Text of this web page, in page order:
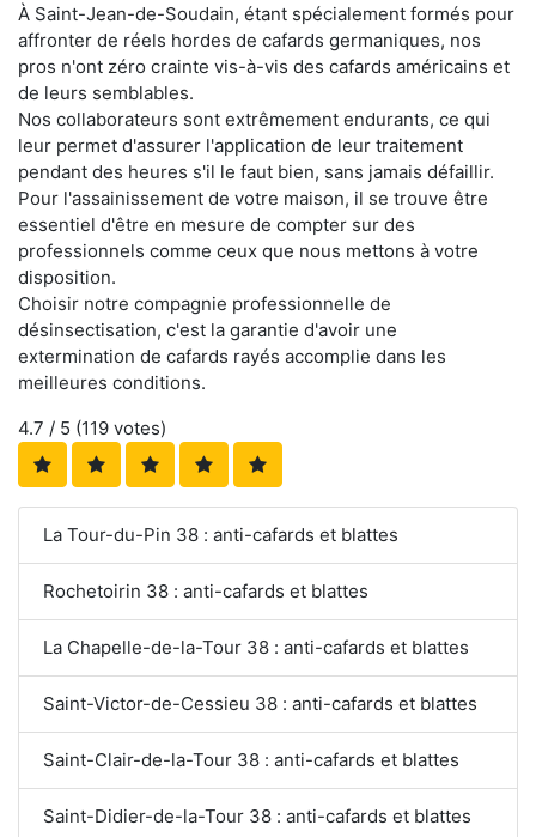
À Saint-Jean-de-Soudain, étant spécialement formés pour
affronter de réels hordes de cafards germaniques, nos
pros n'ont zéro crainte vis-à-vis des cafards américains et
de leurs semblables.
Nos collaborateurs sont extrêmement endurants, ce qui
leur permet d'assurer l'application de leur traitement
pendant des heures s'il le faut bien, sans jamais défaillir.
Pour l'assainissement de votre maison, il se trouve être
essentiel d'être en mesure de compter sur des
professionnels comme ceux que nous mettons à votre
disposition.
Choisir notre compagnie professionnelle de
désinsectisation, c'est la garantie d'avoir une
extermination de cafards rayés accomplie dans les
meilleures conditions.
4.7 / 5 (119 votes)
La Tour-du-Pin 38 : anti-cafards et blattes
Rochetoirin 38 : anti-cafards et blattes
La Chapelle-de-la-Tour 38 : anti-cafards et blattes
Saint-Victor-de-Cessieu 38 : anti-cafards et blattes
Saint-Clair-de-la-Tour 38 : anti-cafards et blattes
Saint-Didier-de-la-Tour 38 : anti-cafards et blattes